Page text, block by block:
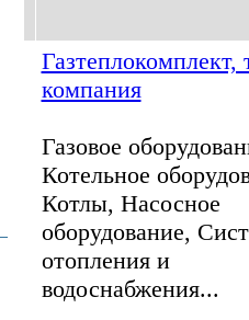
Газтеплокомплект,
компания
Газовое
Котельное
Котлы, Насосное
оборудование,
отопления и
водоснабжения...